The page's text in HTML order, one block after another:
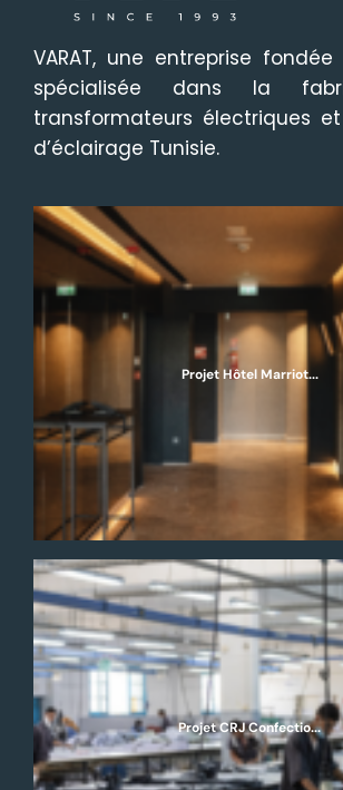
VARAT, une entreprise
spécialisée dans la
transformateurs électriques
d’éclairage Tunisie.
Projet Hôtel Marriot...
Projet CRJ Confectio...